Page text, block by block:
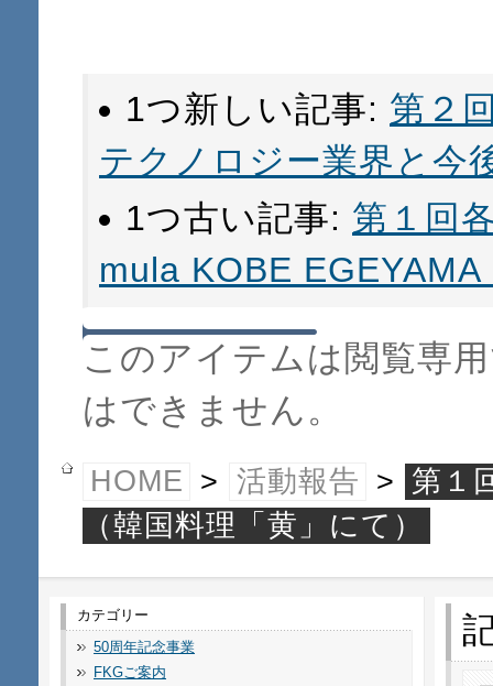
1つ新しい記事: 第２
テクノロジー業界と今
1つ古い記事: 第１回
mula KOBE EGEYAMA
このアイテムは閲覧専
はできません。
HOME > 活動報告 > 第１
（韓国料理「黄」にて）
カテゴリー
50周年記念事業
FKGご案内